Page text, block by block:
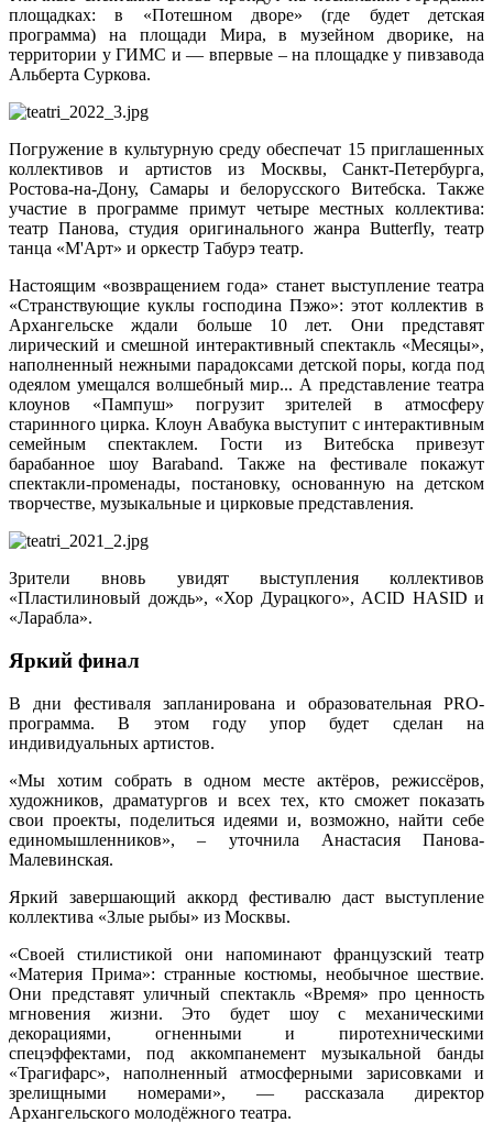
площадках: в «Потешном дворе» (где будет детская
программа) на площади Мира, в музейном дворике, на
территории у ГИМС и — впервые – на площадке у пивзавода
Альберта Суркова.
Погружение в культурную среду обеспечат 15 приглашенных
коллективов и артистов из Москвы, Санкт-Петербурга,
Ростова-на-Дону, Самары и белорусского Витебска. Также
участие в программе примут четыре местных коллектива:
театр Панова, студия оригинального жанра Butterfly, театр
танца «M'Арт» и оркестр Табурэ театр.
Настоящим «возвращением года» станет выступление театра
«Странствующие куклы господина Пэжо»: этот коллектив в
Архангельске ждали больше 10 лет. Они представят
лирический и смешной интерактивный спектакль «Месяцы»,
наполненный нежными парадоксами детской поры, когда под
одеялом умещался волшебный мир... А представление театра
клоунов «Пампуш» погрузит зрителей в атмосферу
старинного цирка. Клоун Авабука выступит с интерактивным
семейным спектаклем. Гости из Витебска привезут
барабанное шоу Baraband. Также на фестивале покажут
спектакли-променады, постановку, основанную на детском
творчестве, музыкальные и цирковые представления.
Зрители вновь увидят выступления коллективов
«Пластилиновый дождь», «Хор Дурацкого», ACID HASID и
«Ларабла».
Яркий финал
В дни фестиваля запланирована и образовательная PRO-
программа. В этом году упор будет сделан на
индивидуальных артистов.
«Мы хотим собрать в одном месте актёров, режиссёров,
художников, драматургов и всех тех, кто сможет показать
свои проекты, поделиться идеями и, возможно, найти себе
единомышленников», – уточнила Анастасия Панова-
Малевинская.
Яркий завершающий аккорд фестивалю даст выступление
коллектива «Злые рыбы» из Москвы.
«Своей стилистикой они напоминают французский театр
«Материя Прима»: странные костюмы, необычное шествие.
Они представят уличный спектакль «Время» про ценность
мгновения жизни. Это будет шоу с механическими
декорациями, огненными и пиротехническими
спецэффектами, под аккомпанемент музыкальной банды
«Трагифарс», наполненный атмосферными зарисовками и
зрелищными номерами», — рассказала директор
Архангельского молодёжного театра.